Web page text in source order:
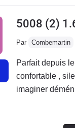
plus de même
la peine de me
garantie de 5
Un conseil
ils sont
5008 (2)
Par Combemartin
Parfait depuis
confortable ,
imaginer